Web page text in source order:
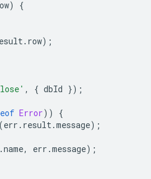
)
{
. row);
, { dbId });
Error))
{
(err . result.message);
.name, err .message);